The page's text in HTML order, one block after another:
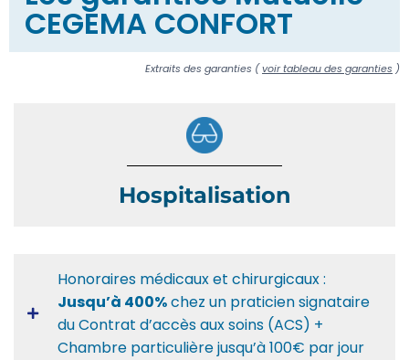
CEGEMA CONFORT
Extraits des garanties (voir tableau des garanties )
Hospitalisation
Honoraires médicaux et chirurgicaux :
Jusqu’à 400%chez un praticien signataire
du Contrat d’accès aux soins (ACS) +
Chambre particulière jusqu’à 100€ par jour